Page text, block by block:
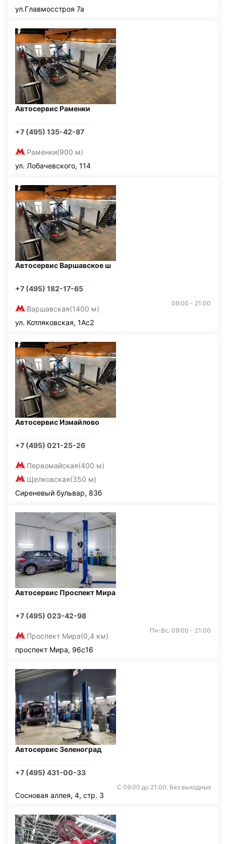
ул.Главмосстроя 7а
Автосервис Раменки
+7 (495) 135-42-87
Раменки(900 м)
ул. Лобачевского, 114
Автосервис Варшавское ш
+7 (495) 182-17-65
Варшавская(1400 м)
09:00 - 21:00
ул. Котляковская, 1Ас2
Автосервис Измайлово
+7 (495) 021-25-26
Первомайская(400 м)
Щелковская(350 м)
Сиреневый бульвар, 83б
Автосервис Проспект Мира
+7 (495) 023-42-98
Проспект Мира(0,4 км)
Пн-Вс: 09:00 - 21:00
проспект Мира, 96с16
Автосервис Зеленоград
+7 (495) 431-00-33
С 09:00 до 21:00. Без выходных
Сосновая аллея, 4, стр. 3